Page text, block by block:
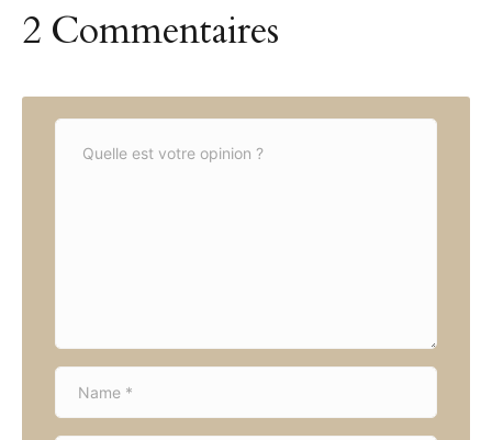
2 Commentaires
C
N
m